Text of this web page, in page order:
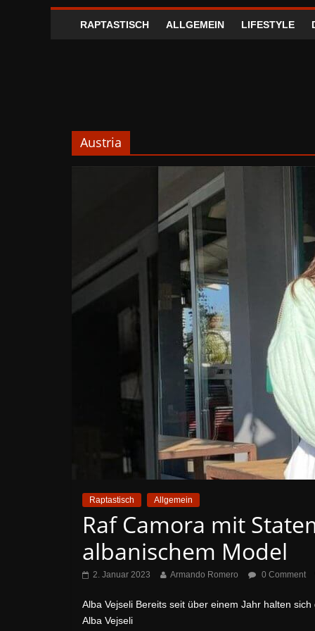
RAPTASTISCH ALLGEMEIN LIFESTYLE
Austria
Raptastisch Allgemein
Raf Camora mit
albanischem Model
2. Januar 2023 Armando Romero 0 Comment
Alba Vejseli Bereits seit über einem Jahr halten
Alba Vejseli